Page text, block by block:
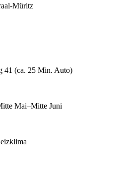
41 (ca. 25 Min. Auto)
Mai–Mitte Juni